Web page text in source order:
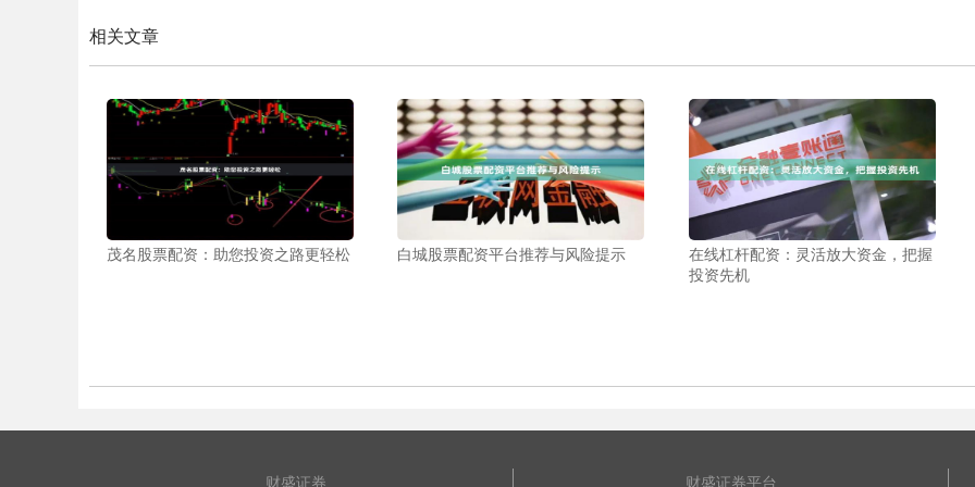
相关文章
茂名股票配资：助您投资之路更轻松 白城股票配资平台推荐与风险提示
在线杠杆配资：灵活放大资金，把握
投资先机
财盛证券 财盛证券平台